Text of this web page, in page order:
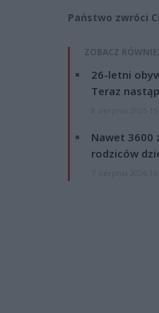
Państwo zwróci
ZOBACZ
26-letni
Teraz
Nawet 3600
rodziców